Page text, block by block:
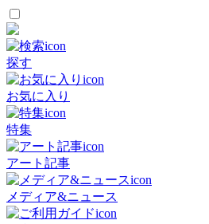
探す
お気に入り
特集
アート記事
メディア&ニュース